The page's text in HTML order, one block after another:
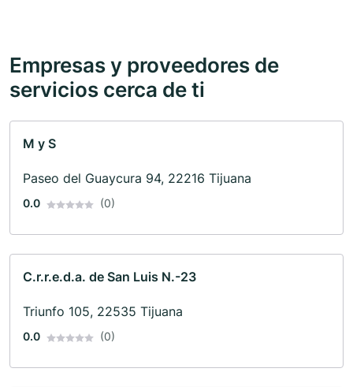
Empresas y proveedores de
servicios cerca de ti
M y S
Paseo del Guaycura 94, 22216 Tijuana
0.0 (0)
C.r.r.e.d.a. de San Luis N.-23
Triunfo 105, 22535 Tijuana
0.0 (0)